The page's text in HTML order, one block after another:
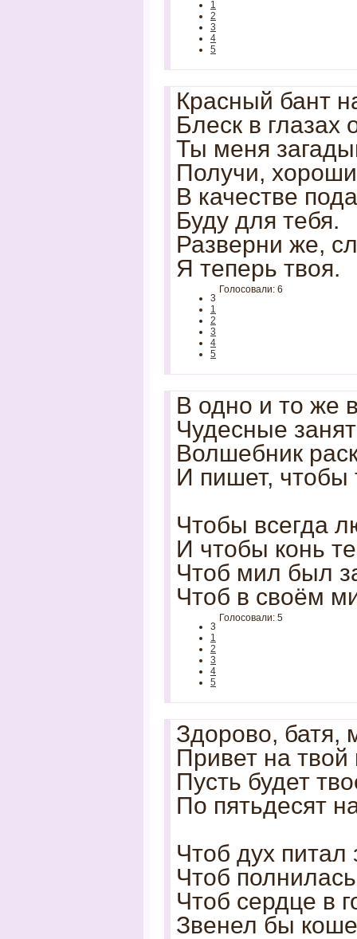
1
2
3
4
5
Красный бант
Блеск в глазах
Ты меня
Получи,
В качестве
Буду для тебя.
Разверни же,
Я теперь твоя.
3
1
2
3
4
5
Голосовали: 6
В одно и то же
Чудесные
Волшебник
И пишет, чтобы
Чтобы всегда
И чтобы конь
Чтоб мил был
Чтоб в своём
3
1
2
3
4
5
Голосовали: 5
Здорово, батя,
Привет на
Пусть будет
По пятьдесят
Чтоб дух
Чтоб
Чтоб сердце в
Звенел бы